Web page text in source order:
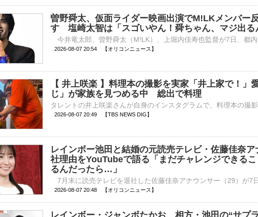
曽野舜太、仮面ライダー映画出演でM!LKメンバー
す 塩崎太智は「スゴいやん！舜ちゃん、マジ出る
2026-08-07 20:54 【オリコンニュース】
【 井上咲楽 】料理本の撮影を実家「井上家で！」
じ」が家族を見つめる中 総出で料理
2026-08-07 20:49 【TBS NEWS DIG】
レインボー池田と結婚の元読売テレビ・佐藤佳奈ア
社理由をYouTubeで語る「まだチャレンジできる
るんだったら…」
2026-08-07 20:48 【オリコンニュース】
レインボー・ジャンボたかお、相方・池田の“サプ